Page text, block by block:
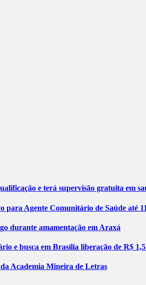
e terá supervisão gratuita em
Agente Comunitário de Saúde até
durante amamentação em Araxá
e busca em Brasília liberação de R$
Academia Mineira de Letras